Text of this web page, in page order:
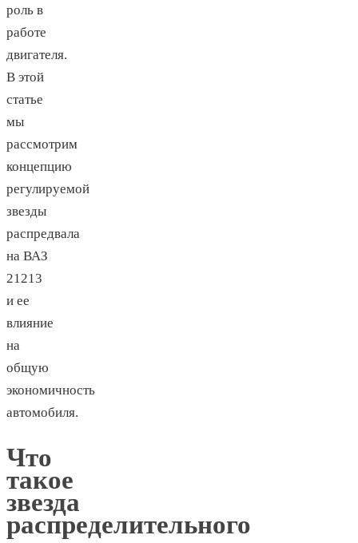
роль в
работе
двигателя.
В этой
статье
мы
рассмотрим
концепцию
регулируемой
звезды
распредвала
на ВАЗ
21213
и ее
влияние
на
общую
экономичность
автомобиля.
Что
такое
звезда
распределительного